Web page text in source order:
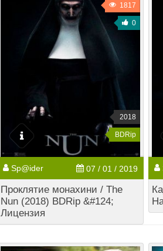
1817
0
2018
BDRip
Sp@ider 07 / 01 / 2019
Проклятие монахини / The
Nun (2018) BDRip &#124;
Лицензия